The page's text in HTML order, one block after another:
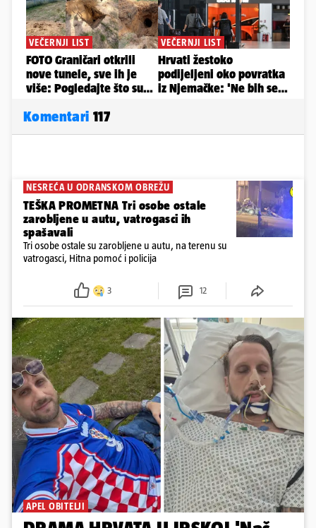
Komentari 117
NESREĆA U ODRANSKOM OBREŽU
TEŠKA PROMETNA Tri osobe ostale
zarobljene u autu, vatrogasci ih
spašavali
Tri osobe ostale su zarobljene u autu, na terenu su
vatrogasci, Hitna pomoć i policija
3 12
APEL OBITELJI